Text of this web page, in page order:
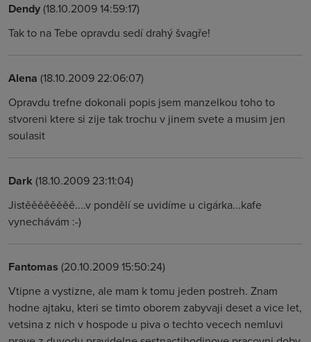
Dendy(18.10.2009 14:59:17)
Tak to na Tebe opravdu sedí drahý švagře!
Alena (18.10.2009 22:06:07)
Opravdu trefne dokonali popis jsem manzelkou toho to
stvoreni ktere si zije tak trochu v jinem svete a musim jen
soulasit
Dark (18.10.2009 23:11:04)
Jistěěěěěěěě....v pondělí se uvidíme u cigárka...kafe
vynechávám :-)
Fantomas (20.10.2009 15:50:24)
Vtipne a vystizne, ale mam k tomu jeden postreh. Znam
hodne ajtaku, kteri se timto oborem zabyvaji deset a vice let,
vetsina z nich v hospode u piva o techto vecech nemluvi